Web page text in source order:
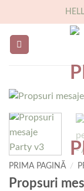
content
PRIMA PAGINĂ /
Propsuri